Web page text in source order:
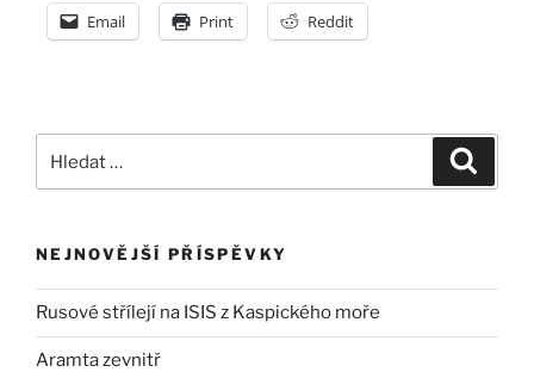
Email Print Reddit
NEJNOVĚJŠÍ PŘÍSPĚVKY
Rusové střílejí na ISIS z Kaspického moře
Aramta zevnitř